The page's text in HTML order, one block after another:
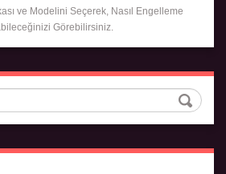
ve Modelini Seçerek, Nasıl Engelleme
Görebilirsiniz.